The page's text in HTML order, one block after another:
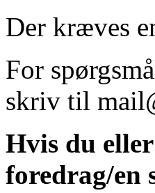
Der kræves
For
skriv til
Hvis du
foredrag/en